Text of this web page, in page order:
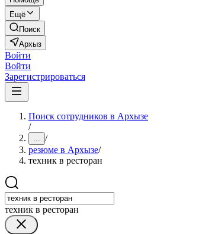
Ещё
Поиск
Архыз
Войти
Войти
Зарегистрироваться
Поиск сотрудников в Архызе
/
... /
резюме в Архызе/
техник в ресторан
техник в ресторан